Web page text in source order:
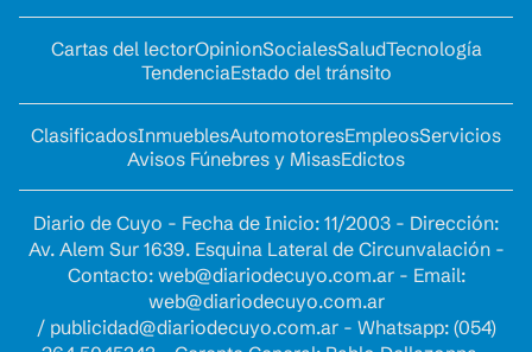
Cartas del lectorOpinionSocialesSaludTecnología
TendenciaEstado del tránsito
ClasificadosInmueblesAutomotoresEmpleosServicios
Avisos Fúnebres y MisasEdictos
Diario de Cuyo - Fecha de Inicio: 11/2003 - Dirección:
Av. Alem Sur 1639. Esquina Lateral de Circunvalación -
Contacto: web@diariodecuyo.com.ar- Email:
web@diariodecuyo.com.ar
/ publicidad@diariodecuyo.com.ar- Whatsapp: (054)